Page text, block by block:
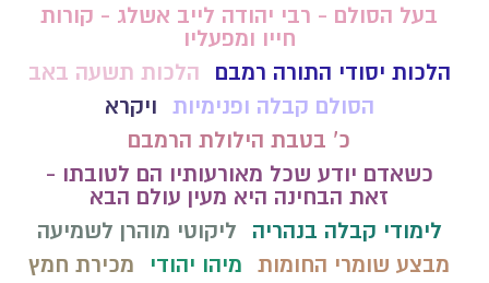
בעל הסולם - רבי יהודה לייב אשלג - קורות
חייו ומפעליו
הלכות יסודי התורה רמבם
הלכות תשעה באב
הסולם קבלה ופנימיות ויקרא
כ' בטבת הילולת הרמבם
כשאדם יודע שכל מאורעותיו הם לטובתו -
זאת הבחינה היא מעין עולם הבא
לימודי קבלה בנהריה
ליקוטי מוהרן לשמיעה
מבצע שומרי החומות מיהו יהודי
מכירת חמץ